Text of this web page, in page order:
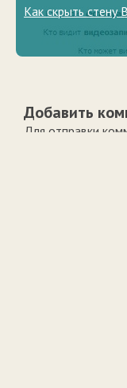
Как скрыть стену
Добавить
Для отправки